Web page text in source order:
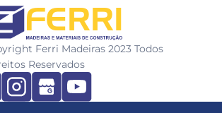
FERRI
Ferri Madeiras 2023 Todos
Reservados